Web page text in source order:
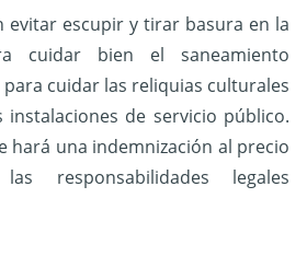
evitar escupir y tirar basura en la
cuidar bien el saneamiento
cuidar las reliquias culturales
instalaciones de servicio público.
hará una indemnización al precio
responsabilidades legales